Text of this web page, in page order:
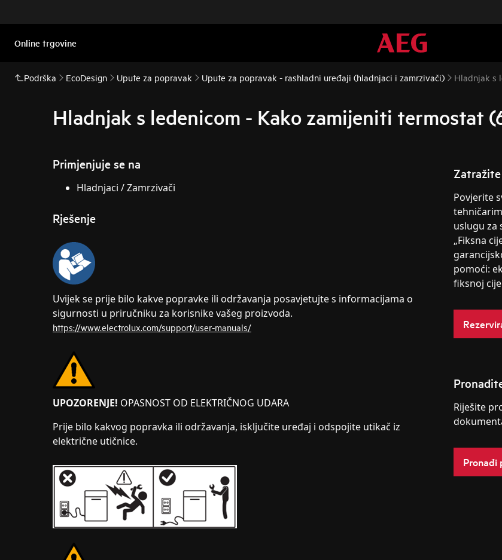
Online trgovine
Podrška EcoDesign Upute za popravak Upute za popravak - rashladni uređaji (hladnjaci i zamrzivači) Hladnjak s
Hladnjak s ledenicom - Kako zamijeniti termostat
Primjenjuje se na
Hladnjaci / Zamrzivači
Rješenje
Uvijek se prije bilo kakve popravke ili održavanja posavjetujte s informacijama o
sigurnosti u priručniku za korisnike vašeg proizvoda.
https://www.electrolux.com/support/user-manuals/
UPOZORENJE! OPASNOST OD ELEKTRIČNOG UDARA
Prije bilo kakvog popravka ili održavanja, isključite uređaj i odspojite utikač iz
električne utičnice.
Povjerite
uslugu za
„Fiksna
pomoći:
fiksnoj
Riješite
Pronađi